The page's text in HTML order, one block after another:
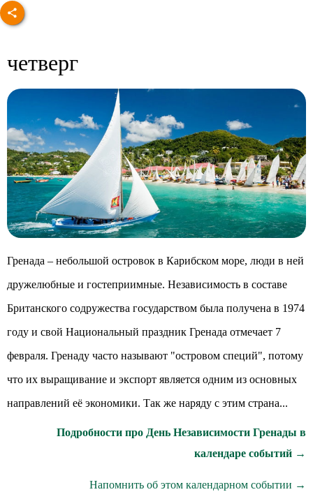
четверг
Гренада – небольшой островок в Карибском море, люди в ней
дружелюбные и гостеприимные. Независимость в составе
Британского содружества государством была получена в 1974
году и свой Национальный праздник Гренада отмечает 7
февраля. Гренаду часто называют "островом специй", потому
что их выращивание и экспорт является одним из основных
направлений её экономики. Так же наряду с этим страна...
Подробности про День Независимости Гренады в
календаре событий →
Напомнить об этом календарном событии →